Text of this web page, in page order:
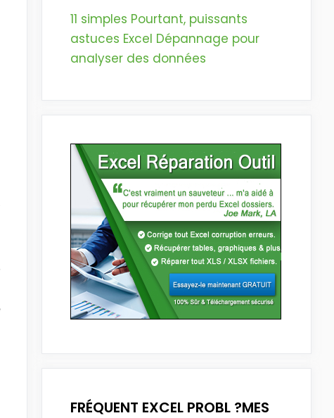
11 simples Pourtant, puissants
astuces Excel Dépannage pour
analyser des données
FRÉQUENT EXCEL PROBL ?MES